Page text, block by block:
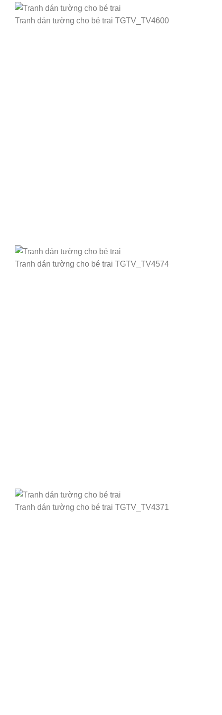
Tranh dán tường cho bé trai TGTV_TV4600
Tranh dán tường cho bé trai TGTV_TV4574
Tranh dán tường cho bé trai TGTV_TV4371